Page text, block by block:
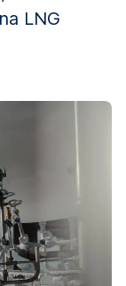
LNG